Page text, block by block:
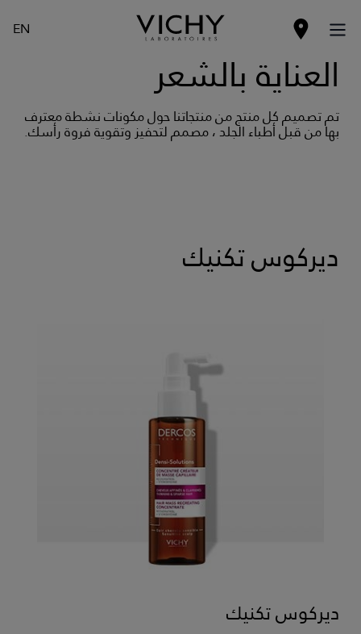
EN
العناية بالشعر
تم تصميم كل منتج من منتجاتنا حول مكونات نشطة معترف
بها من قبل أطباء الجلد ، مصمم لتحفيز وتقوية فروة رأسك.
ديركوس تكنيك
ديركوس تكنيك